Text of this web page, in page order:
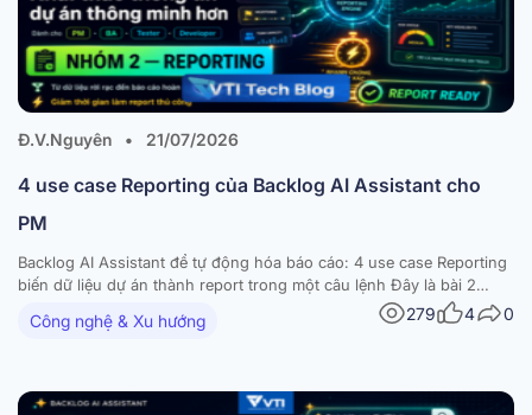
Đ.V.Nguyên • 21/07/2026
4 use case Reporting của Backlog AI Assistant cho
PM
Backlog AI Assistant để tự động hóa báo cáo: 4 use case Reporting
biến dữ liệu dự án thành report trong một câu lệnh Đây là bài 2
trong series 4 phần về 20 use case của Backlog AI Assistant. Sau
khi đã biết cách tra cứu thông tin ở…
Công nghệ & Xu hướng 279 4 0